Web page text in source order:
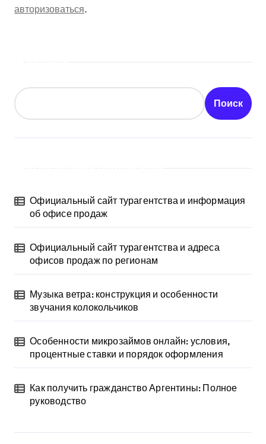
авторизоваться.
Поиск
Официальный сайт турагентства и информация
об офисе продаж
Официальный сайт турагентства и адреса
офисов продаж по регионам
Музыка ветра: конструкция и особенности
звучания колокольчиков
Особенности микрозаймов онлайн: условия,
процентные ставки и порядок оформления
Как получить гражданство Аргентины: Полное
руководство